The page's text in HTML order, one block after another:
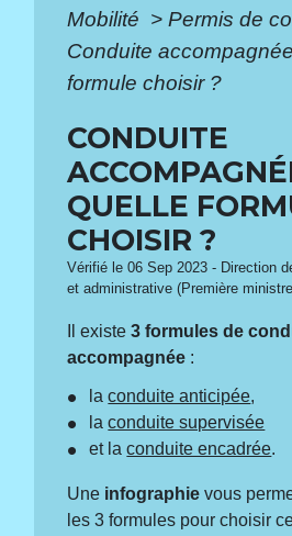
Mobilité > Permis de
Conduite
formule choisir ?
CONDUITE
QUELLE
CHOISIR ?
Vérifié le 06 Sep 2023 - Direction
et administrative (Première
Il existe3 formules de
accompagnée :
laconduite anticipée,
laconduite supervisée
et laconduite encadrée.
Une infographie vous
les 3 formules pour choisir